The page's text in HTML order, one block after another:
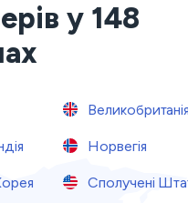
у 148
Норвегія
Сполучені